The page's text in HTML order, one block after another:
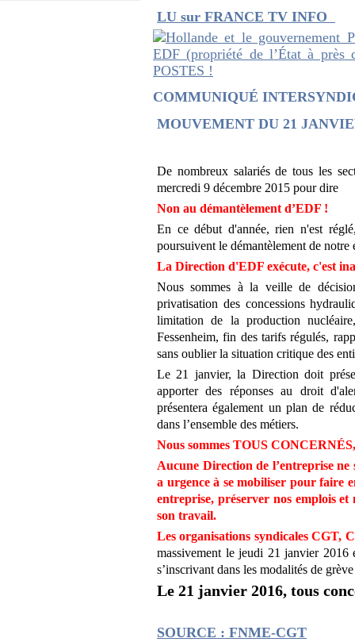
LU sur FRANCE TV INFO
COMMUNIQUÉ
MOUVEMENT DU 21
De nombreux salariés de tous les
mercredi 9 décembre 2015 pour dire
Non au démantèlement d’EDF !
En ce début d'année, rien n'est
poursuivent le démantèlement de notre
La Direction d'EDF exécute, c'est
Nous sommes à la veille de
privatisation des concessions
limitation de la production
Fessenheim, fin des tarifs régulés,
sans oublier la situation critique des
Le 21 janvier, la Direction doit
apporter des réponses au droit
présentera également un plan de
dans l’ensemble des métiers.
Nous sommes TOUS CONCERNÉS
Aucune Direction de l’entreprise
a urgence à se mobiliser pour faire
entreprise, préserver nos emplois
son travail.
Les organisations syndicales CGT,
massivement le jeudi 21 janvier 2016
s’inscrivant dans les modalités de
Le 21 janvier 2016, tous
SOURCE : FNME-CGT